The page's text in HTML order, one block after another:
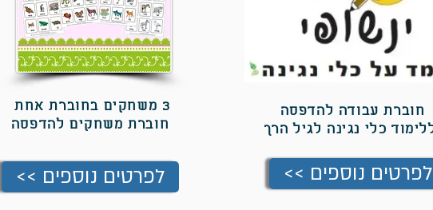
3 משחקים בחוברת אחת
חוברת משחקים להדפסה
<< לפרטים נוספים
חוברת עבודה להדפסה
<< לפרטים נוספים